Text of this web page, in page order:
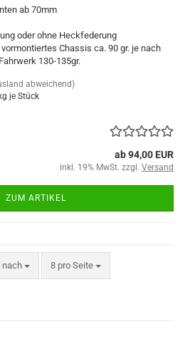
ab 70mm
oder ohne Heckfederung
Chassis ca. 90 gr. je nach
130-135gr.
abweichend)
kg je Stück
ab 94,00 EUR
inkl. 19% MwSt. zzgl. Versand
ZUM ARTIKEL
nach
nach 8 pro Seite
pro Seite